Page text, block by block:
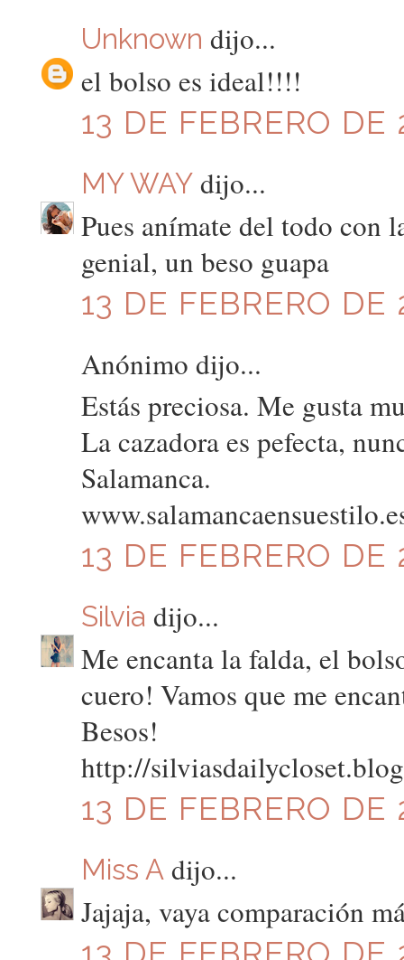
Unknown dijo...
el bolso es ideal!!!!
13 DE FEBRERO
MY WAYdijo...
Pues anímate del todo con
genial, un beso guapa
13 DE FEBRERO DE
Anónimo dijo...
Estás preciosa. Me gusta
La cazadora es pefecta,
Salamanca.
13 DE FEBRERO
Silvia dijo...
Me encanta la falda, el
cuero! Vamos que me
Besos!
http://
13 DE FEBRERO
Miss Adijo...
Jajaja, vaya comparación